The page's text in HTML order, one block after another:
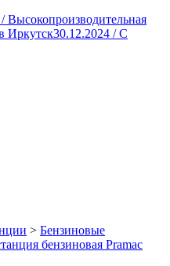
/Высокопроизводительная
Иркутск30.12.2024 /С
> Бензиновые
бензиновая Pramac